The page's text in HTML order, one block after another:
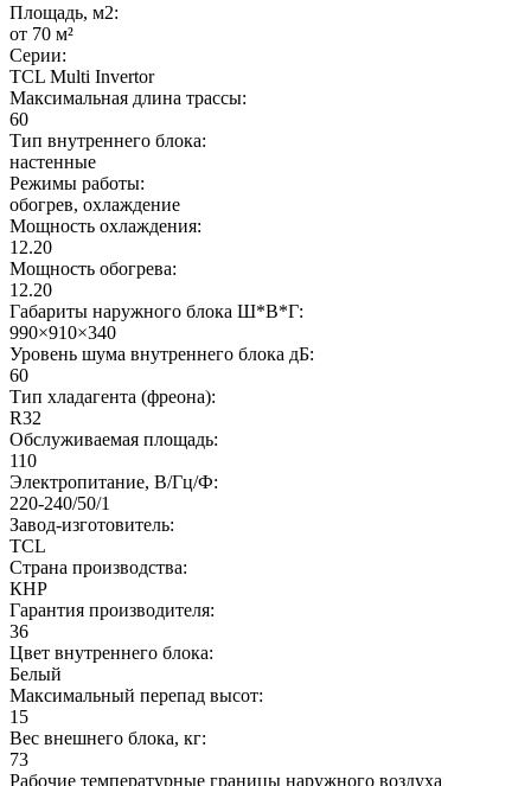
Площадь, м2:
от 70 м²
Серии:
TCL Multi Invertor
Максимальная длина трассы:
60
Тип внутреннего блока:
настенные
Режимы работы:
обогрев, охлаждение
Мощность охлаждения:
12.20
Мощность обогрева:
12.20
Габариты наружного блока Ш*В*Г:
990×910×340
Уровень шума внутреннего блока дБ:
60
Тип хладагента (фреона):
R32
Обслуживаемая площадь:
110
Электропитание, В/Гц/Ф:
220-240/50/1
Завод-изготовитель:
TCL
Страна производства:
КНР
Гарантия производителя:
36
Цвет внутреннего блока:
Белый
Максимальный перепад высот:
15
Вес внешнего блока, кг:
73
Рабочие температурные границы наружного воздуха